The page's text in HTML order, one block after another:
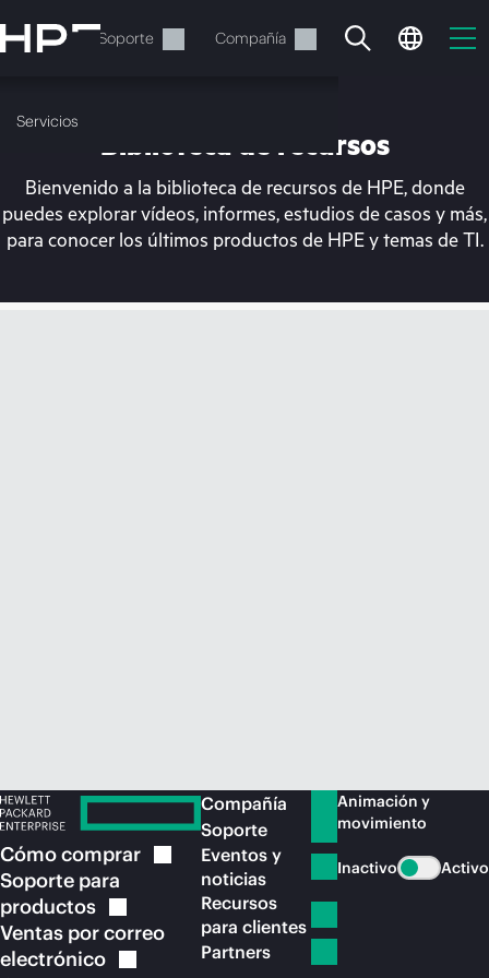
al
contenido
Servicios Soporte Compañía
Servicios
En estos momentos, tu
Biblioteca de recursos
Bienvenido a la biblioteca de recursos de HPE, donde
puedes explorar vídeos, informes, estudios de casos y más,
para conocer los últimos productos de HPE y temas de TI.
Cómocomprar
Soporte para
productos
Ventas por correo
electrónico
Compañía
Soporte
Eventos y
noticias
Recursos
para clientes
Partners
Animación y
movimiento
Inactivo Activo